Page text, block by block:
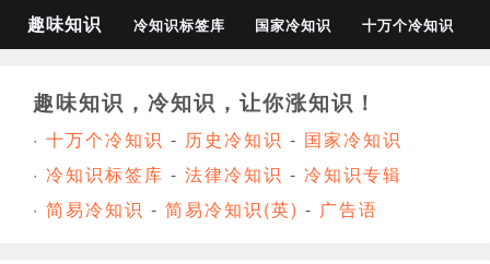
趣味知识 冷知识标签库 国家冷知识 十万个冷知识
趣味知识，冷知识，让你涨知识！
· 十万个冷知识 - 历史冷知识 - 国家冷知识
· 冷知识标签库 - 法律冷知识 - 冷知识专辑
· 简易冷知识 - 简易冷知识(英) - 广告语